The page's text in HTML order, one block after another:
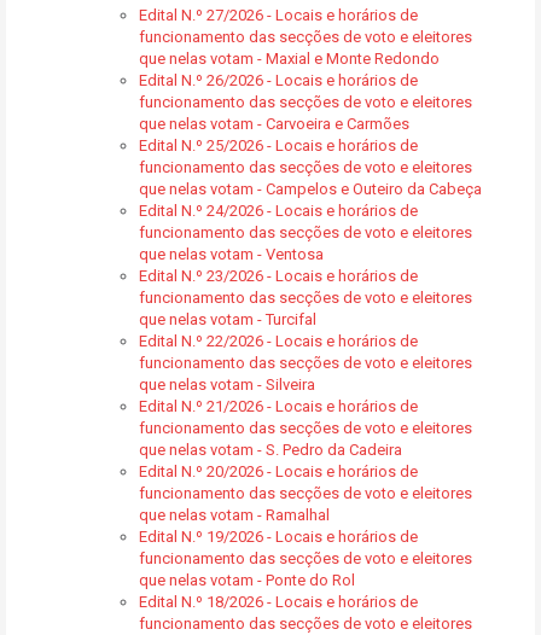
Edital N.º 27/2026 - Locais e horários de
funcionamento das secções de voto e eleitores
que nelas votam - Maxial e Monte Redondo
Edital N.º 26/2026 - Locais e horários de
funcionamento das secções de voto e eleitores
que nelas votam - Carvoeira e Carmões
Edital N.º 25/2026 - Locais e horários de
funcionamento das secções de voto e eleitores
que nelas votam - Campelos e Outeiro da Cabeça
Edital N.º 24/2026 - Locais e horários de
funcionamento das secções de voto e eleitores
que nelas votam - Ventosa
Edital N.º 23/2026 - Locais e horários de
funcionamento das secções de voto e eleitores
que nelas votam - Turcifal
Edital N.º 22/2026 - Locais e horários de
funcionamento das secções de voto e eleitores
que nelas votam - Silveira
Edital N.º 21/2026 - Locais e horários de
funcionamento das secções de voto e eleitores
que nelas votam - S. Pedro da Cadeira
Edital N.º 20/2026 - Locais e horários de
funcionamento das secções de voto e eleitores
que nelas votam - Ramalhal
Edital N.º 19/2026 - Locais e horários de
funcionamento das secções de voto e eleitores
que nelas votam - Ponte do Rol
Edital N.º 18/2026 - Locais e horários de
funcionamento das secções de voto e eleitores